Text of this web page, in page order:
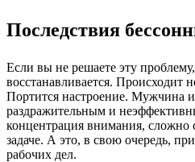
Последствия
Если вы не решаете эту
восстанавливается.
Портится настроение. Мужчина
раздражительным и
концентрация внимания, сложно
задаче. А это, в свою очередь,
рабочих дел.